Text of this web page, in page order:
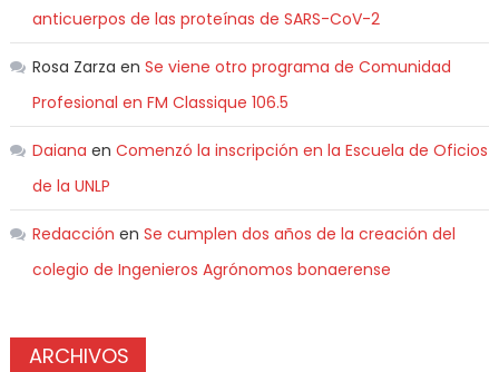
anticuerpos de las proteínas de SARS-CoV-2
Rosa Zarza en Se viene otro programa de Comunidad
Profesional en FM Classique 106.5
Daiana en Comenzó la inscripción en la Escuela de Oficios
de la UNLP
Redacción en Se cumplen dos años de la creación del
colegio de Ingenieros Agrónomos bonaerense
ARCHIVOS